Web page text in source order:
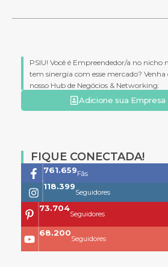
PSIU! Você é Empreendedor/a no
tem sinergia com esse mercado? Venha
nosso Hub de Negócios & Networking:
Adicione sua Empresa
FIQUE CONECTADA!
761.659Fãs
118.399
Seguidores
73.704
Seguidores
68.200
Seguidores